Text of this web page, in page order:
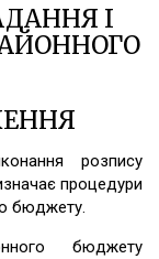
І
розпису
процедури
бюджету.
бюджету